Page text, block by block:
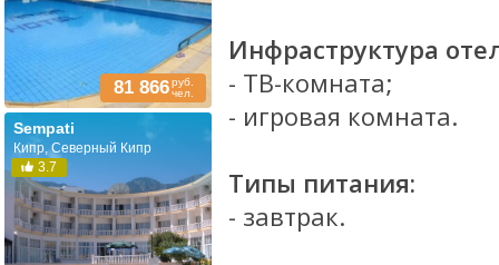
81 866руб.
чел.
Sempati
Кипр, Северный Кипр
3.7
Инфраструктура
- ТВ-комната;
- игровая комната.
Типы питания:
- завтрак.